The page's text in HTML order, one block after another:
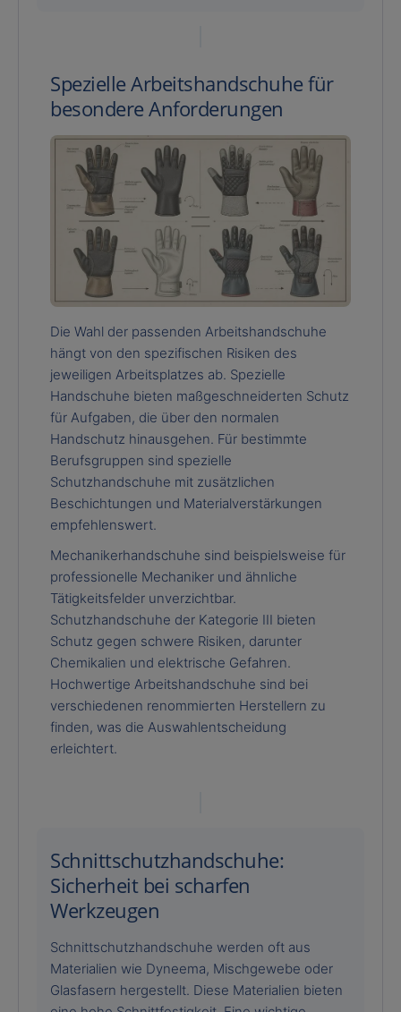
Spezielle Arbeitshandschuhe für
besondere Anforderungen
Die Wahl der passenden Arbeitshandschuhe
hängt von den spezifischen Risiken des
jeweiligen Arbeitsplatzes ab. Spezielle
Handschuhe bieten maßgeschneiderten Schutz
für Aufgaben, die über den normalen
Handschutz hinausgehen. Für bestimmte
Berufsgruppen sind spezielle
Schutzhandschuhe mit zusätzlichen
Beschichtungen und Materialverstärkungen
empfehlenswert.
Mechanikerhandschuhe sind beispielsweise für
professionelle Mechaniker und ähnliche
Tätigkeitsfelder unverzichtbar.
Schutzhandschuhe der Kategorie III bieten
Schutz gegen schwere Risiken, darunter
Chemikalien und elektrische Gefahren.
Hochwertige Arbeitshandschuhe sind bei
verschiedenen renommierten Herstellern zu
finden, was die Auswahlentscheidung
erleichtert.
Schnittschutzhandschuhe:
Sicherheit bei scharfen
Werkzeugen
Schnittschutzhandschuhe werden oft aus
Materialien wie Dyneema, Mischgewebe oder
Glasfasern hergestellt. Diese Materialien bieten